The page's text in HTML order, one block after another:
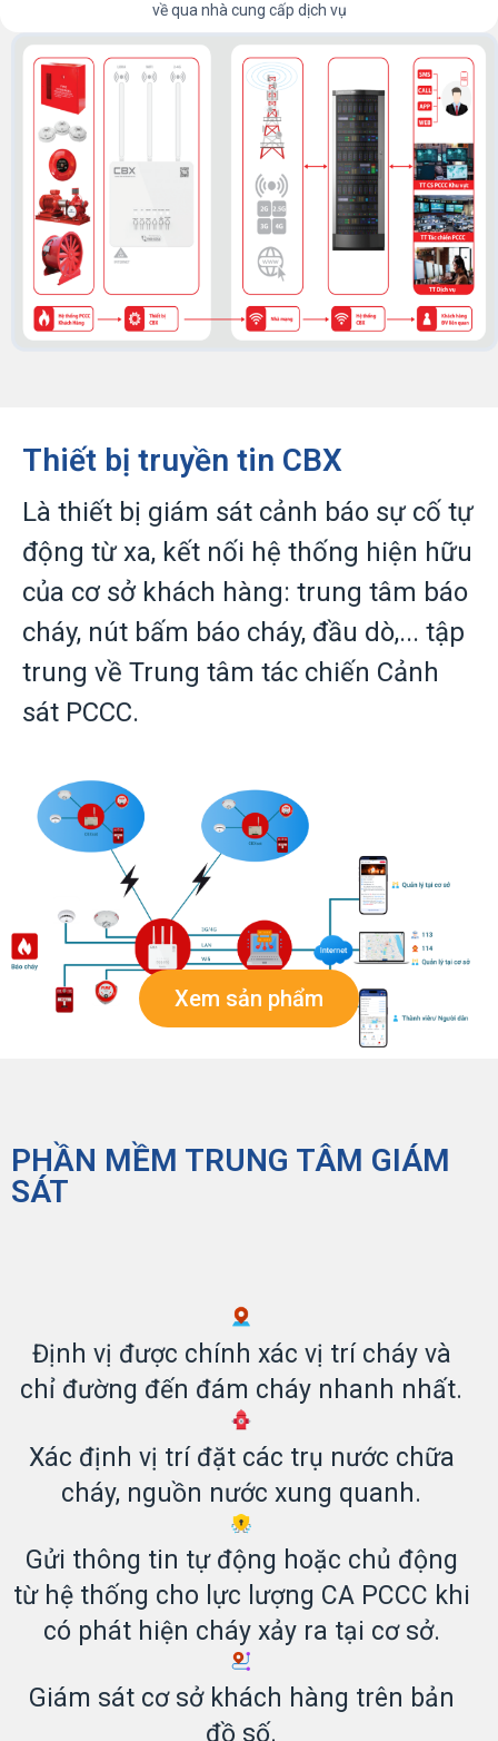
về qua nhà cung cấp dịch vụ
Thiết bị truyền tin CBX​
Là thiết bị giám sát cảnh báo sự cố tự
động từ xa, kết nối hệ thống hiện hữu
của cơ sở khách hàng: trung tâm báo
cháy, nút bấm báo cháy, đầu dò,... tập
trung về Trung tâm tác chiến Cảnh
sát PCCC.
Xem sản phẩm
PHẦN MỀM TRUNG TÂM GIÁM
SÁT​
Định vị được chính xác vị trí cháy và
chỉ đường đến đám cháy nhanh nhất.
Xác định vị trí đặt các trụ nước chữa
cháy, nguồn nước xung quanh.
Gửi thông tin tự động hoặc chủ động
từ hệ thống cho lực lượng CA PCCC khi
có phát hiện cháy xảy ra tại cơ sở.
Giám sát cơ sở khách hàng trên bản
đồ số.